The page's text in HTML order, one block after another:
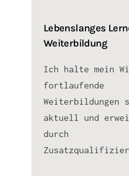
Lebenslanges
Weiterbildung
Ich halte mein
fortlaufende
Weiterbildungen
aktuell und
durch